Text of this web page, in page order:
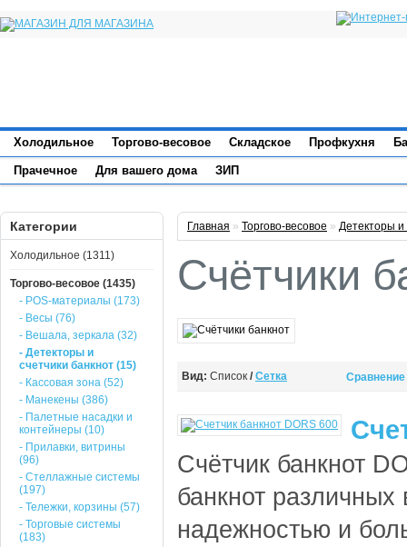
Холодильное Торгово-весовое Складское Профкухня
Прачечное Для вашего дома ЗИП
Категории
Холодильное (1311)
Торгово-весовое (1435)
- POS-материалы (173)
- Весы (76)
- Вешала, зеркала (32)
- Детекторы и
счетчики банкнот (15)
- Кассовая зона (52)
- Манекены (386)
- Палетные насадки и
контейнеры (10)
- Прилавки, витрины
(96)
- Стеллажные системы
(197)
- Тележки, корзины (57)
- Торговые системы
(183)
Главная » Торгово-весовое » Детекторы и
Счётчики
Вид: Список / Сетка Сравнение
Счётчик банкнот
банкнот
надежностью и